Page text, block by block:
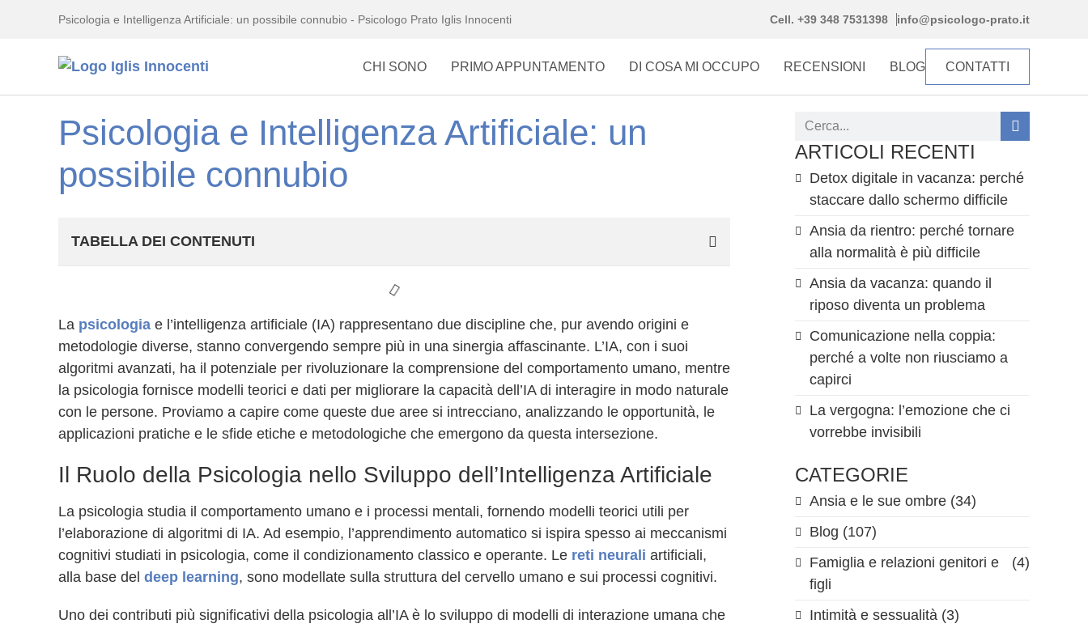
Psicologia e Intelligenza Artificiale: un possibile connubio - Psicologo Prato Iglis Innocenti Cell. +39 348 7531398 info@psicologo-prato.it
CHI SONO PRIMO APPUNTAMENTO DI COSA MI OCCUPO RECENSIONI BLOG CONTATTI
Psicologia e Intelligenza Artificiale: un
possibile connubio
TABELLA DEI CONTENUTI
La psicologia e l’intelligenza artificiale (IA) rappresentano due discipline che, pur avendo origini e
metodologie diverse, stanno convergendo sempre più in una sinergia affascinante. L’IA, con i suoi
algoritmi avanzati, ha il potenziale per rivoluzionare la comprensione del comportamento umano, mentre
la psicologia fornisce modelli teorici e dati per migliorare la capacità dell’IA di interagire in modo naturale
con le persone. Proviamo a capire come queste due aree si intrecciano, analizzando le opportunità, le
applicazioni pratiche e le sfide etiche e metodologiche che emergono da questa intersezione.
Il Ruolo della Psicologia nello Sviluppo dell’Intelligenza Artificiale
La psicologia studia il comportamento umano e i processi mentali, fornendo modelli teorici utili per
l’elaborazione di algoritmi di IA. Ad esempio, l’apprendimento automatico si ispira spesso ai meccanismi
cognitivi studiati in psicologia, come il condizionamento classico e operante. Le reti neurali artificiali,
alla base del deep learning, sono modellate sulla struttura del cervello umano e sui processi cognitivi.
Uno dei contributi più significativi della psicologia all’IA è lo sviluppo di modelli di interazione umana che
ARTICOLI RECENTI
Detox digitale in vacanza: perché
staccare dallo schermo difficile
Ansia da rientro: perché tornare
alla normalità è più difficile
Ansia da vacanza: quando il
riposo diventa un problema
Comunicazione nella coppia:
perché a volte non riusciamo a
capirci
La vergogna: l’emozione che ci
vorrebbe invisibili
CATEGORIE
Ansia e le sue ombre (34)
Blog (107)
Famiglia e relazioni genitori e
figli
(4)
Intimità e sessualità (3)